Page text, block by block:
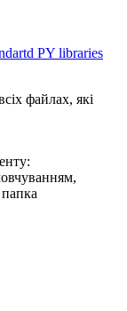
PY libraries
файлах, які